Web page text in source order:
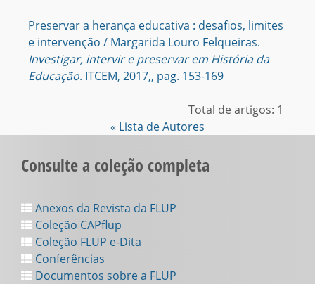
Preservar a herança educativa : desafios, limites
e intervenção / Margarida Louro Felqueiras.
Investigar, intervir e preservar em História da
Educação. ITCEM, 2017,, pag. 153-169
Total de artigos: 1
« Lista de Autores
Consulte a coleção completa
Anexos da Revista da FLUP
Coleção CAPflup
Coleção FLUP e-Dita
Conferências
Documentos sobre a FLUP